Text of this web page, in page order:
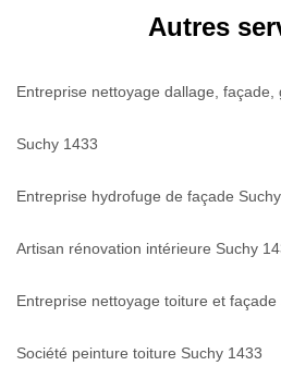
Autres
Entreprise nettoyage dallage,
Suchy 1433
Entreprise hydrofuge de façade
Artisan rénovation intérieure Suchy
Entreprise nettoyage toiture et façade
Société peinture toiture Suchy 1433